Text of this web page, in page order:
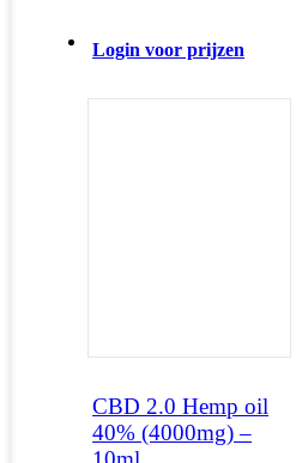
Login voor prijzen
CBD 2.0 Hemp oil
40% (4000mg) –